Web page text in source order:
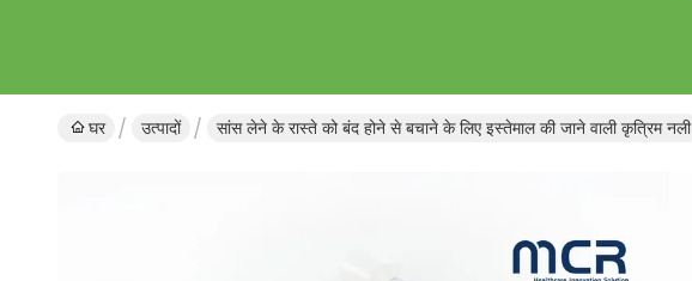
घर उत्पादों सांस लेने के रास्ते को बंद होने से बचाने के लिए इस्तेमाल की जाने वाली कृत्रिम नली